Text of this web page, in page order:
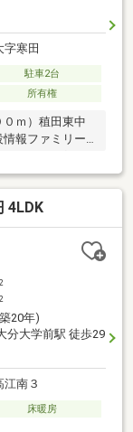
字寒田
駐車2台
所有権
ｍ）稙田東中
報ファミリー
００ｍ）●特定
０％となりま
による浸水想
ない区域におい
も営業中！／＜
株式会社いふう
4LDK
2
2
20年)
分大学前駅 徒歩29
江南３
床暖房